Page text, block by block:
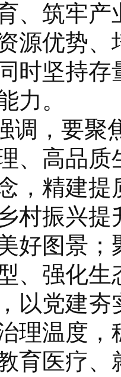
、筑牢
源优势
时坚持存
力。
调，要聚
、高品
，精建
村振兴
好图景
、强化
以党建
理温度
育医疗